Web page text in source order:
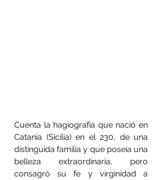
Cuenta la hagiografía que nació en
Catania (Sicilia) en el 230, de una
distinguida familia y que poseía una
belleza extraordinaria, pero
consagró su fe y virginidad a